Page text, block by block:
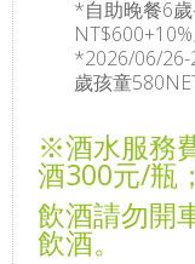
*自助晚餐6
NT$600+10%
*2026/06/26-
歲孩童
※酒水服務
酒300元/瓶
飲酒請勿開
飲酒。